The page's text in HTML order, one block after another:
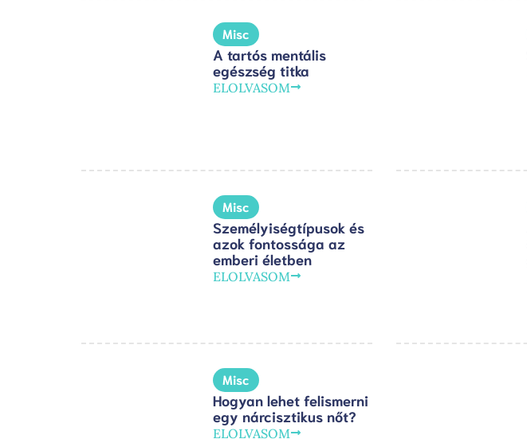
Misc
A tartós mentális
egészség titka
ELOLVASOM
Misc
Személyiségtípusok és
azok fontossága az
emberi életben
ELOLVASOM
Misc
Hogyan lehet felismerni
egy nárcisztikus nőt?
ELOLVASOM